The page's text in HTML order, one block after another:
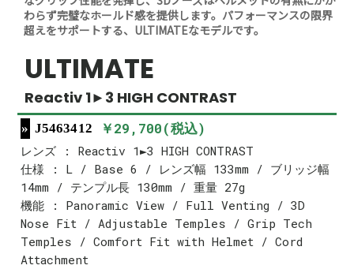
わらず完璧なホールド感を提供します。パフォーマンスの限界
超えをサポートする、ULTIMATEなモデルです。
ULTIMATE
Reactiv 1►3 HIGH CONTRAST
J5463412 ￥29,700(税込)
レンズ : Reactiv 1►3 HIGH CONTRAST
仕様 : L / Base 6 / レンズ幅 133mm / ブリッジ幅
14mm / テンプル長 130mm / 重量 27g
機能 : Panoramic View / Full Venting / 3D
Nose Fit / Adjustable Temples / Grip Tech
Temples / Comfort Fit with Helmet / Cord
Attachment